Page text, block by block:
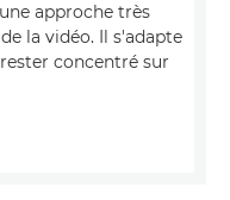
approche très
la vidéo. Il s'adapte
concentré sur